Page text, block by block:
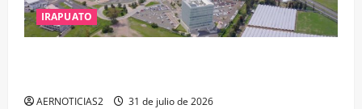
IRAPUATO
AERNOTICIAS2 31 de julio de 2026